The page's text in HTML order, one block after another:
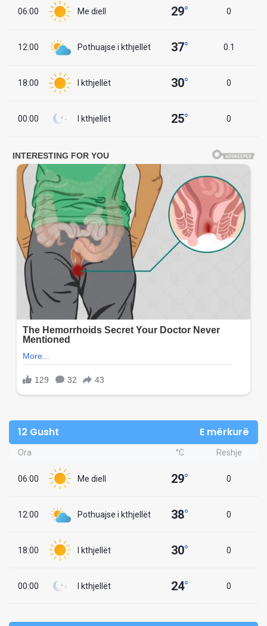
06:00 Me diell 29° 0
12:00 Pothuajse i kthjellët 37° 0.1
18:00 I kthjellët 30° 0
00:00 I kthjellët 25° 0
12 Gusht E mërkurë
Ora °C Reshje
06:00 Me diell 29° 0
12:00 Pothuajse i kthjellët 38° 0
18:00 I kthjellët 30° 0
00:00 I kthjellët 24° 0